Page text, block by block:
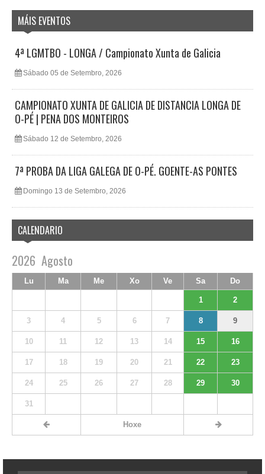
MÁIS EVENTOS
4ª LGMTBO - LONGA / Campionato Xunta de Galicia
Sábado 05 de Setembro, 2026
CAMPIONATO XUNTA DE GALICIA DE DISTANCIA LONGA DE
O-PÉ | PENA DOS MONTEIROS
Sábado 12 de Setembro, 2026
7ª PROBA DA LIGA GALEGA DE O-PÉ. GOENTE-AS PONTES
Domingo 13 de Setembro, 2026
CALENDARIO
2026 Agosto
Lu Ma Me Xo Ve Sa Do
1 2
3 4 5 6 7 8 9
10 11 12 13 14 15 16
17 18 19 20 21 22 23
24 25 26 27 28 29 30
31
Hoxe